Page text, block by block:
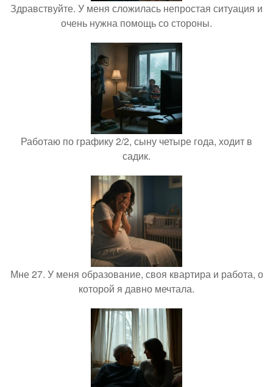
Здравствуйте. У меня сложилась непростая ситуация и
очень нужна помощь со стороны.
Работаю по графику 2/2, сыну четыре года, ходит в
садик.
Мне 27. У меня образование, своя квартира и работа, о
которой я давно мечтала.